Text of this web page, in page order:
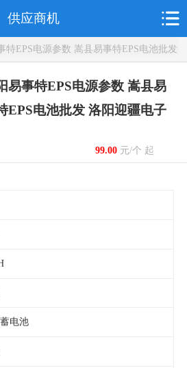
供应商机
特EPS电源参数 嵩县易事特EPS电池批发
易事特EPS电源参数 嵩县易
EPS电池批发 洛阳迎疆电子
99.00元/个 起
电池